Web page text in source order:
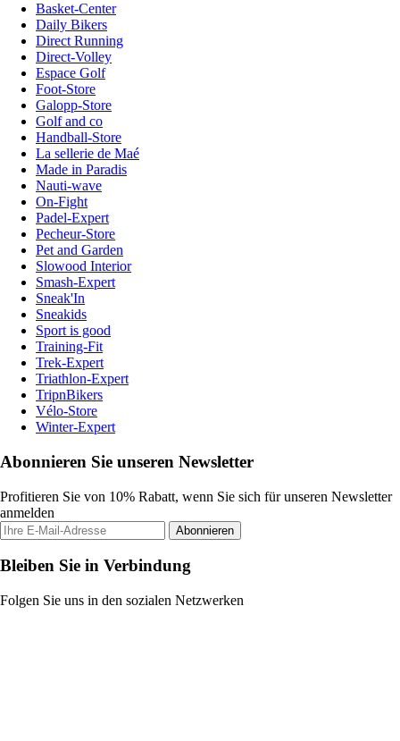
Basket-Center
Daily Bikers
Direct Running
Direct-Volley
Espace Golf
Foot-Store
Galopp-Store
Golf and co
Handball-Store
La sellerie de Maé
Made in Paradis
Nauti-wave
On-Fight
Padel-Expert
Pecheur-Store
Pet and Garden
Slowood Interior
Smash-Expert
Sneak'In
Sneakids
Sport is good
Training-Fit
Trek-Expert
Triathlon-Expert
TripnBikers
Vélo-Store
Winter-Expert
Abonnieren Sie unseren Newsletter
Profitieren Sie von 10% Rabatt, wenn Sie sich für unseren Newsletter
anmelden
Abonnieren
Bleiben Sie in Verbindung
Folgen Sie uns in den sozialen Netzwerken